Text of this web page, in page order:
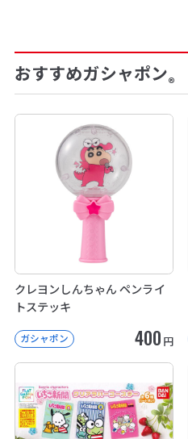
おすすめガシャポン®
クレヨンしんちゃん ペンライ
トステッキ
ガシャポン 400 円